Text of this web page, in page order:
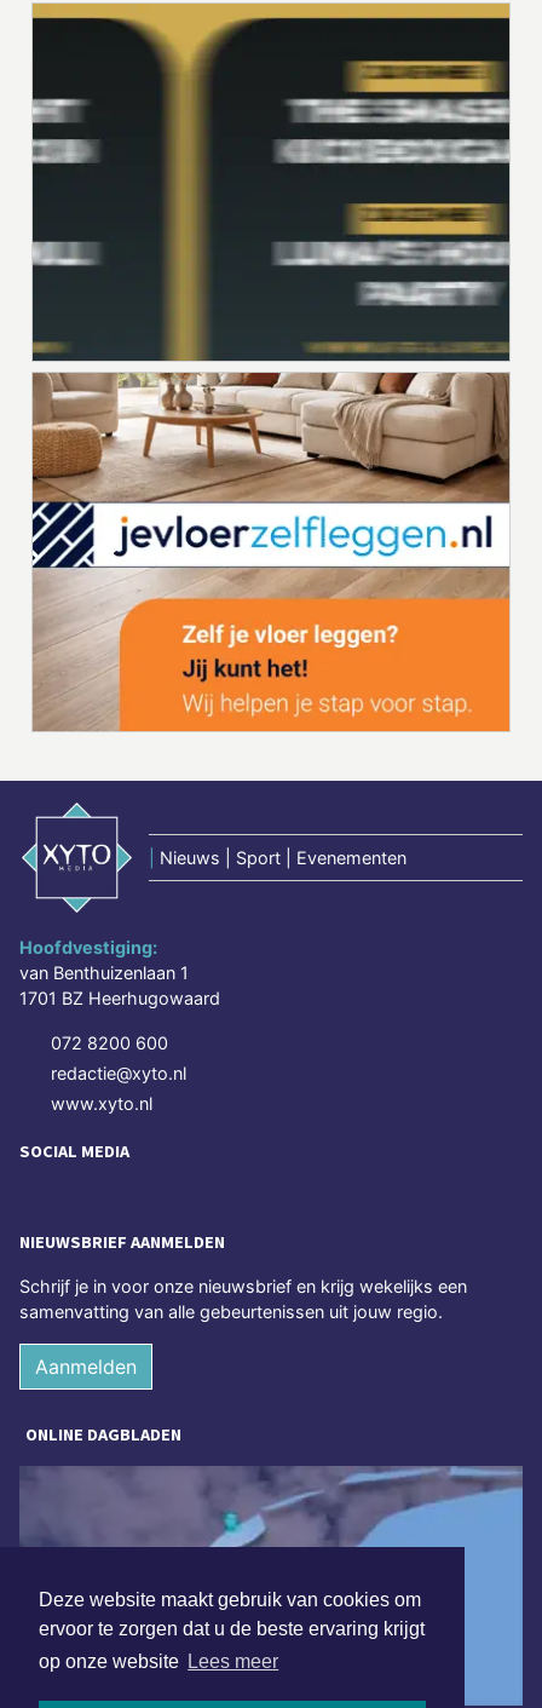
Deze website maakt gebruik van cookies om
ervoor te zorgen dat u de beste ervaring krijgt
op onze website Lees meer
Nieuws | Sport | Evenementen
Hoofdvestiging:
van Benthuizenlaan 1
1701 BZ Heerhugowaard
072 8200 600
redactie@xyto.nl
www.xyto.nl
SOCIAL MEDIA
NIEUWSBRIEF AANMELDEN
Schrijf je in voor onze nieuwsbrief en krijg wekelijks een
samenvatting van alle gebeurtenissen uit jouw regio.
Aanmelden
ONLINE DAGBLADEN